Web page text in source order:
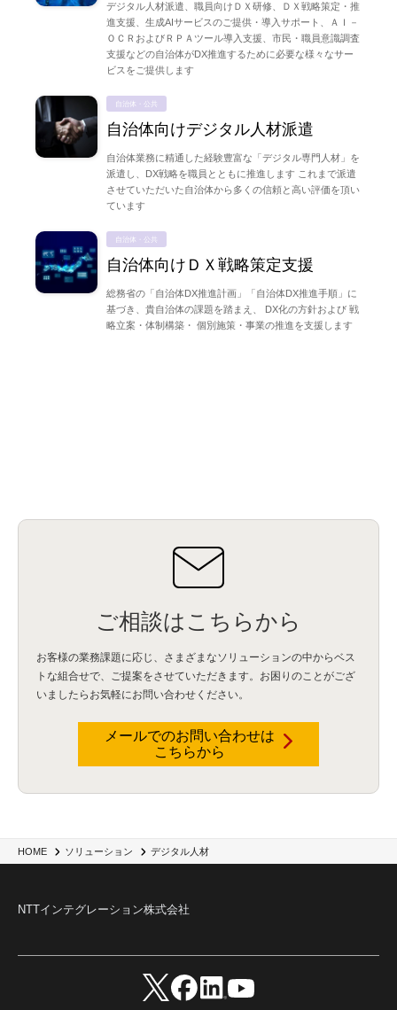
HOME ソリューション デジタル人材
デジタル人材派遣、職員向けＤＸ研修、ＤＸ戦略策定・推
進支援、生成AIサービスのご提供・導入サポート、ＡＩ－
ＯＣＲおよびＲＰＡツール導入支援、市民・職員意識調査
支援などの自治体がDX推進するために必要な様々なサー
ビスをご提供します
自治体・公共
自治体向けデジタル人材派遣
自治体業務に精通した経験豊富な「デジタル専門人材」を
派遣し、DX戦略を職員とともに推進します これまで派遣
させていただいた自治体から多くの信頼と高い評価を頂い
ています
自治体・公共
自治体向けＤＸ戦略策定支援
総務省の「自治体DX推進計画」「自治体DX推進手順」に
基づき、貴自治体の課題を踏まえ、 DX化の方針および 戦
略立案・体制構築・ 個別施策・事業の推進を支援します
ご相談はこちらから
お客様の業務課題に応じ、さまざまなソリューションの中からベス
トな組合せで、
ご提案をさせていただきます。お困りのことがござ
いましたらお気軽にお問い合わせください。
メールでのお問い合わせは
こちらから
NTTインテグレーション株式会社